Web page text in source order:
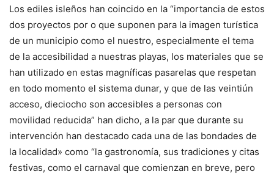
Los ediles isleños han coincido en la “importancia de estos
dos proyectos por o que suponen para la imagen turística
de un municipio como el nuestro, especialmente el tema
de la accesibilidad a nuestras playas, los materiales que se
han utilizado en estas magníficas pasarelas que respetan
en todo momento el sistema dunar, y que de las veintiún
acceso, dieciocho son accesibles a personas con
movilidad reducida” han dicho, a la par que durante su
intervención han destacado cada una de las bondades de
la localidad» como “la gastronomía, sus tradiciones y citas
festivas, como el carnaval que comienzan en breve, pero